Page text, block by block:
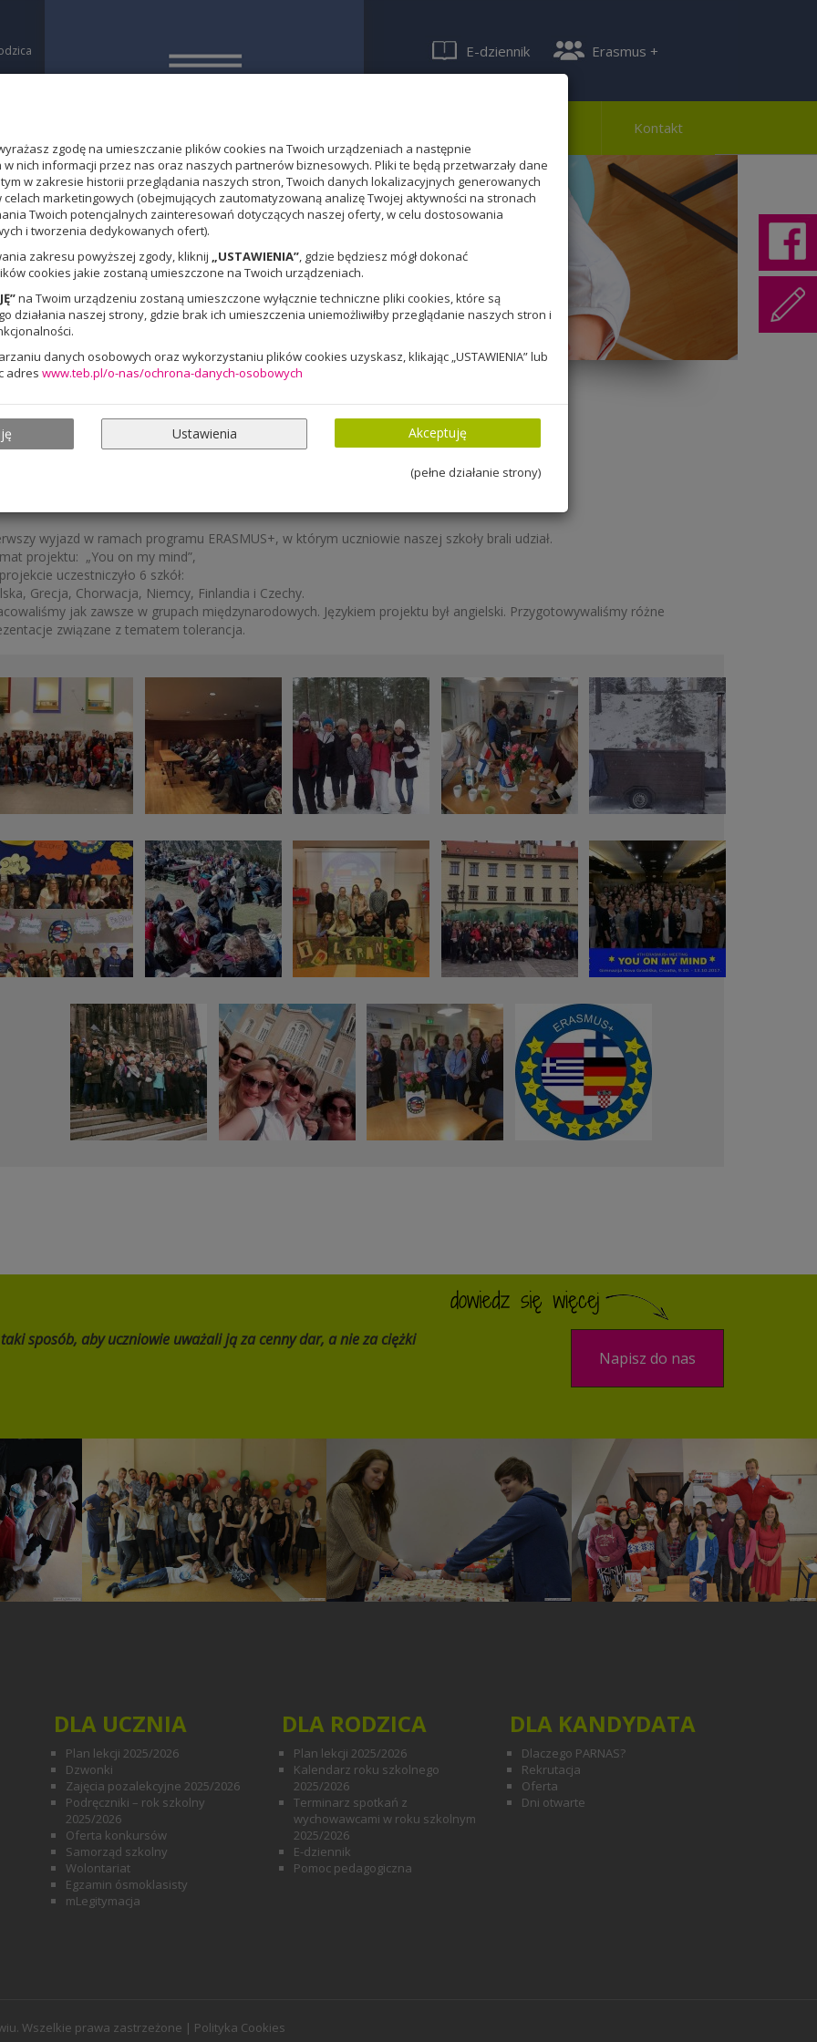
zgodę na umieszczanie plików cookies na Twoich urządzeniach a następnie
nich informacji przez nas oraz naszych partnerów biznesowych. Pliki te będą przetwarzały dane
w zakresie historii przeglądania naszych stron, Twoich danych lokalizacyjnych generowanych
marketingowych (obejmujących zautomatyzowaną analizę Twojej aktywności na stronach
Twoich potencjalnych zainteresowań dotyczących naszej oferty, w celu dostosowania
i tworzenia dedykowanych ofert).
zakresu powyższej zgody, kliknij „USTAWIENIA”, gdzie będziesz mógł dokonać
cookies jakie zostaną umieszczone na Twoich urządzeniach.
na Twoim urządzeniu zostaną umieszczone wyłącznie techniczne pliki cookies, które są
działania naszej strony, gdzie brak ich umieszczenia uniemożliwiłby przeglądanie naszych stron i
danych osobowych oraz wykorzystaniu plików cookies uzyskasz, klikając „USTAWIENIA” lub
adres www.teb.pl/o-nas/ochrona-danych-osobowych
Ustawienia Akceptuję
(pełne działanie strony)
E-dziennik Erasmus +
Kontakt
Główna» Erasmus + » „You on my mind”
on my mind”
wyjazd w ramach programu ERASMUS+, w którym uczniowie naszej szkoły brali udział.
projektu: „You on my mind”,
uczestniczyło 6 szkół:
Grecja, Chorwacja, Niemcy, Finlandia i Czechy.
jak zawsze w grupach międzynarodowych. Językiem projektu był angielski. Przygotowywaliśmy różne
związane z tematem tolerancja.
sposób, aby uczniowie uważali ją za cenny dar, a nie za ciężki
Napisz do nas
Mikołajki klasowe
DLA UCZNIA
Plan lekcji 2025/2026
Dzwonki
Zajęcia pozalekcyjne 2025/2026
Podręczniki – rok szkolny
2025/2026
Oferta konkursów
Samorząd szkolny
Wolontariat
Egzamin ósmoklasisty
mLegitymacja
DLA RODZICA
Plan lekcji 2025/2026
Kalendarz roku szkolnego
2025/2026
Terminarz spotkań z
wychowawcami w roku szkolnym
2025/2026
E-dziennik
Pomoc pedagogiczna
DLA KANDYDATA
Dlaczego PARNAS?
Rekrutacja
Oferta
Dni otwarte
Wszelkie prawa zastrzeżone | Polityka Cookies